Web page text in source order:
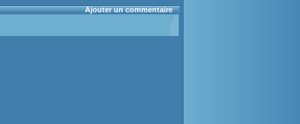
Ajouter un commentaire